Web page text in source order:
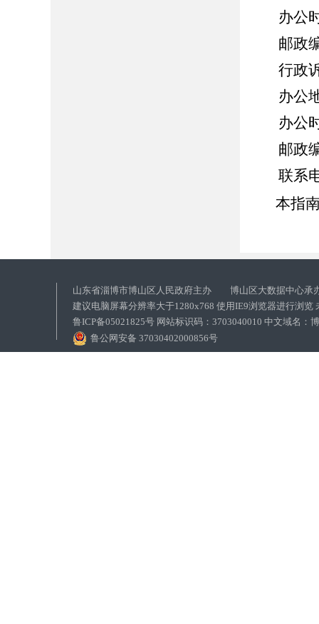
办公
邮政
行政
办公
办公
邮政
联系
本指
山东省淄博市博山区人民政府主办 博山区大数据中心承
建议电脑屏幕分辨率大于1280x768 使用IE9浏览器进行浏览
鲁ICP备05021825号 网站标识码：3703040010 中文域名：
鲁公网安备 37030402000856号